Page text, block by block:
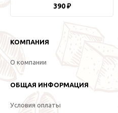
390 ₽
КОМПАНИЯ
О компании
ОБЩАЯ ИНФОРМАЦИЯ
Условия оплаты